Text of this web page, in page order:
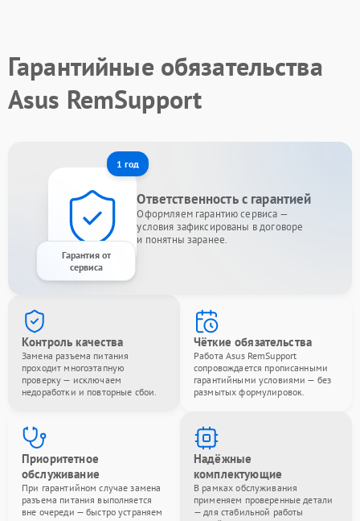
Гарантийные обязательства
Asus RemSupport
1 год
Гарантия от
сервиса
Ответственность с гарантией
Оформляем гарантию сервиса —
условия зафиксированы в договоре
и понятны заранее.
Контроль качества
Замена разъема питания
проходит многоэтапную
проверку — исключаем
недоработки и повторные сбои.
Чёткие обязательства
Работа Asus RemSupport
сопровождается прописанными
гарантийными условиями — без
размытых формулировок.
Приоритетное
обслуживание
При гарантийном случае замена
разъема питания выполняется
вне очереди — быстро устраняем
Надёжные
комплектующие
В рамках обслуживания
применяем проверенные детали
— для стабильной работы